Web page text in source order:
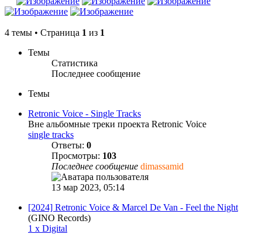
4 темы • Страница 1 из 1
Темы
Статистика
Последнее сообщение
Темы
Retronic Voice - Single Tracks
Вне альбомные треки проекта Retronic Voice
single tracks
Ответы: 0
Просмотры: 103
Последнее сообщение dimassamid
13 мар 2023, 05:14
[2024] Retronic Voice & Marcel De Van - Feel the Night
(GINO Records)
1 x Digital